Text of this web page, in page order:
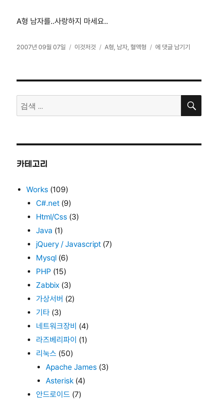
A형 남자를..사랑하지 마세요..
작
2007년 09월 07일
카
이것저것
태
A형, 남자,혈액형
A
에 댓글 남기기
검
색:
검
카테고리
Works (109)
C#.net (9)
Html/Css (3)
Java (1)
jQuery / Javascript (7)
Mysql (6)
PHP (15)
Zabbix (3)
가상서버 (2)
기타 (3)
네트워크장비 (4)
라즈베리파이 (1)
리눅스 (50)
Apache James (3)
Asterisk (4)
안드로이드 (7)